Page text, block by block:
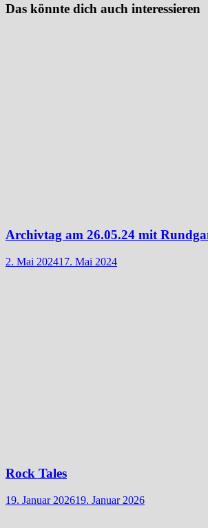
Das könnte dich auch interessieren
Archivtag am 26.05.24 mit
2. Mai 202417. Mai 2024
Rock Tales
19. Januar 202619. Januar 2026